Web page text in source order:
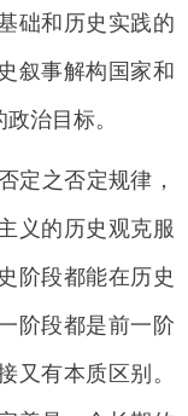
础和历史实践的
叙事解构国家和
治目标。
定之否定规律，
义的历史观克服
阶段都能在历史
阶段都是前一阶
又有本质区别。